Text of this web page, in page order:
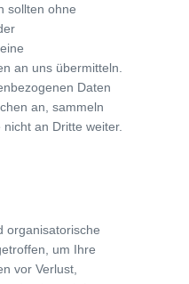
sollten ohne
an uns übermitteln.
Daten
an, sammeln
an Dritte weiter.
organisatorische
um Ihre
vor Verlust,